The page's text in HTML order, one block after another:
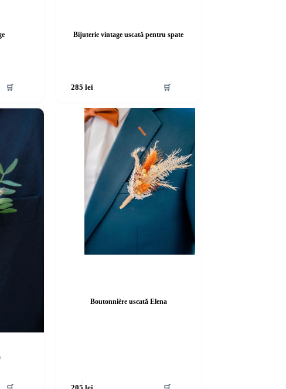
🛒
Bijuterie vintage uscată pentru spate
285lei 🛒
Boutonnière uscată Elena